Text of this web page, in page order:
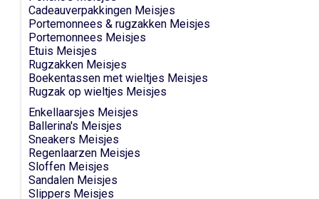
Cadeauverpakkingen Meisjes
Portemonnees & rugzakken Meisjes
Portemonnees Meisjes
Etuis Meisjes
Rugzakken Meisjes
Boekentassen met wieltjes Meisjes
Rugzak op wieltjes Meisjes
Enkellaarsjes Meisjes
Ballerina's Meisjes
Sneakers Meisjes
Regenlaarzen Meisjes
Sloffen Meisjes
Sandalen Meisjes
Slippers Meisjes